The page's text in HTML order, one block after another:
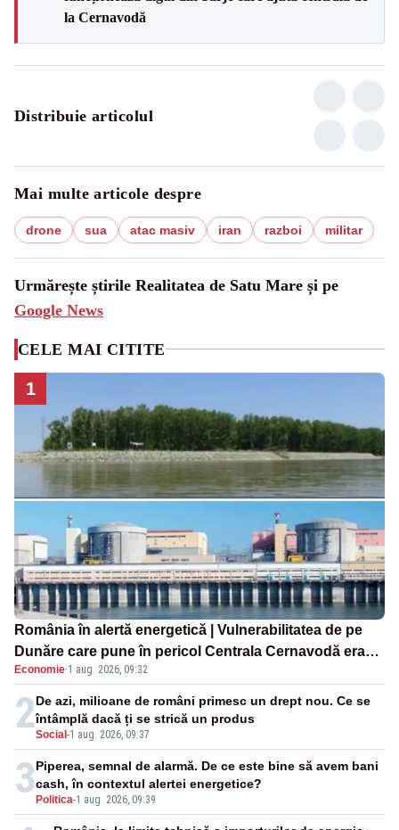
la Cernavodă
Distribuie articolul
Mai multe articole despre
drone sua atac masiv iran razboi militar
Urmărește știrile Realitatea de Satu Mare și pe
Google News
CELE MAI CITITE
1
România în alertă energetică | Vulnerabilitatea de pe
Dunăre care pune în pericol Centrala Cernavodă era
cunoscută de pe vremea lui Ceaușescu
Economie·1 aug. 2026, 09:32
2Social -1 aug. 2026, 09:37
De azi, milioane de români primesc un drept nou. Ce se
întâmplă dacă ți se strică un produs
3 Politica-1 aug. 2026, 09:39
Piperea, semnal de alarmă. De ce este bine să avem bani
cash, în contextul alertei energetice?